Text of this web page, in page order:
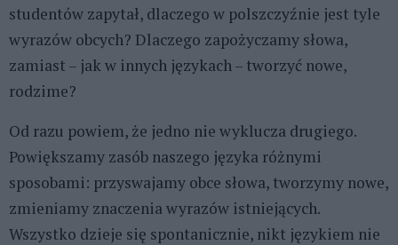
studentów zapytał, dlaczego w polszczyźnie jest tyle
wyrazów obcych? Dlaczego zapożyczamy słowa,
zamiast – jak w innych językach – tworzyć nowe,
rodzime?
Od razu powiem, że jedno nie wyklucza drugiego.
Powiększamy zasób naszego języka różnymi
sposobami: przyswajamy obce słowa, tworzymy nowe,
zmieniamy znaczenia wyrazów istniejących.
Wszystko dzieje się spontanicznie, nikt językiem nie